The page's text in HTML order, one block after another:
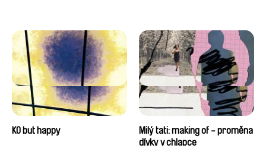
KO but happy
Milý tati: making of - proměna
dívky v chlapce